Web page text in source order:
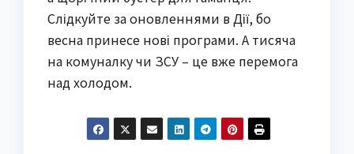
Слідкуйте за оновленнями в Дії, бо
весна принесе нові програми. А тисяча
на комуналку чи ЗСУ – це вже перемога
над холодом.